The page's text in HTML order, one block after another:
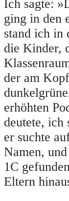
Ich sagte:
ging in den
stand ich in
die Kinder,
der am
erhöhten
deutete, ich
er suchte
Namen,
1C
Eltern